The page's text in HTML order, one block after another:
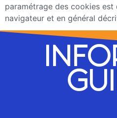
paramétrage des cookies
navigateur et en général